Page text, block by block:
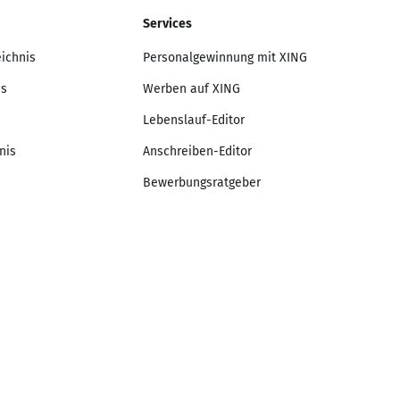
Services
Personalgewinnung mit XING
Werben auf XING
Lebenslauf-Editor
Anschreiben-Editor
Bewerbungsratgeber